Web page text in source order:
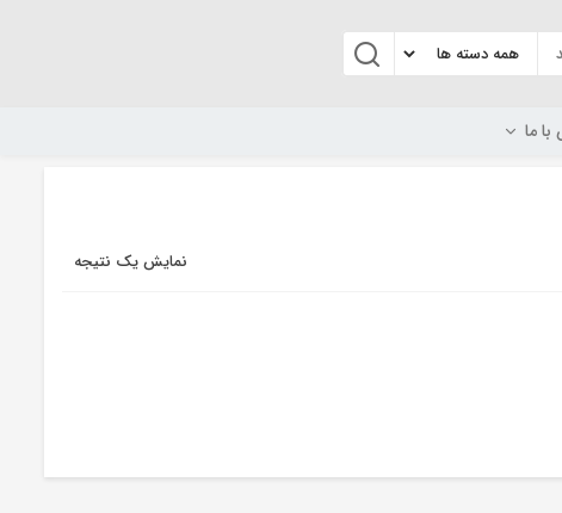
ما
نمایش یک نتیجه